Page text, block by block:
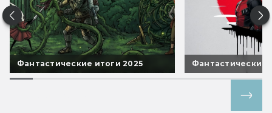
Фантастические итоги 2025 Фантастические